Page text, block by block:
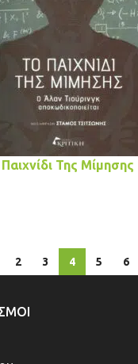
Της Μίμησης
2 3 4 5 6